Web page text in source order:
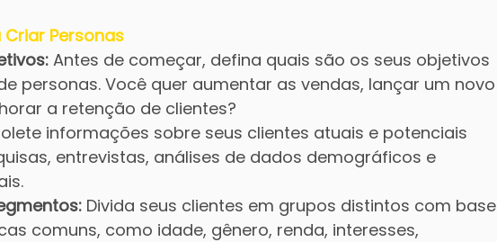
Personas
Antes de começar, defina quais são os seus objetivos
personas. Você quer aumentar as vendas, lançar um novo
a retenção de clientes?
informações sobre seus clientes atuais e potenciais
entrevistas, análises de dados demográficos e
Divida seus clientes em grupos distintos com base
comuns, como idade, gênero, renda, interesses,